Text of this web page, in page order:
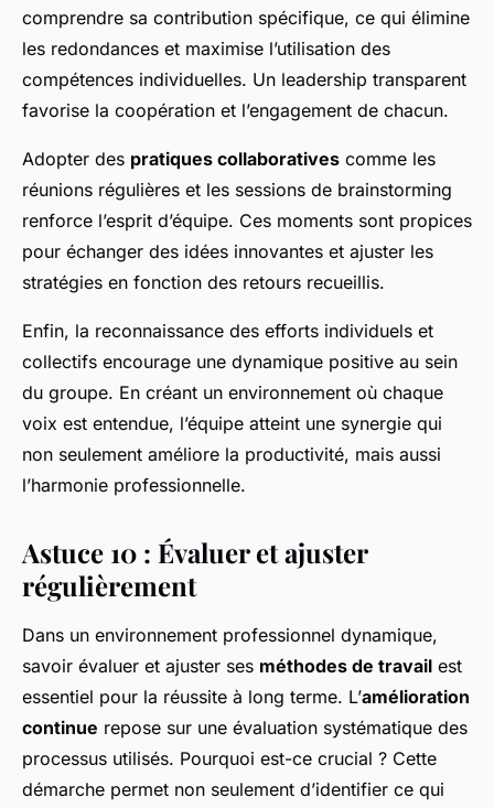
comprendre sa contribution spécifique, ce qui élimine
les redondances et maximise l’utilisation des
compétences individuelles. Un leadership transparent
favorise la coopération et l’engagement de chacun.
Adopter des pratiques collaboratives comme les
réunions régulières et les sessions de brainstorming
renforce l’esprit d’équipe. Ces moments sont propices
pour échanger des idées innovantes et ajuster les
stratégies en fonction des retours recueillis.
Enfin, la reconnaissance des efforts individuels et
collectifs encourage une dynamique positive au sein
du groupe. En créant un environnement où chaque
voix est entendue, l’équipe atteint une synergie qui
non seulement améliore la productivité, mais aussi
l’harmonie professionnelle.
Astuce 10 : Évaluer et ajuster
régulièrement
Dans un environnement professionnel dynamique,
savoir évaluer et ajuster ses méthodes de travail est
essentiel pour la réussite à long terme. L’amélioration
continue repose sur une évaluation systématique des
processus utilisés. Pourquoi est-ce crucial ? Cette
démarche permet non seulement d’identifier ce qui